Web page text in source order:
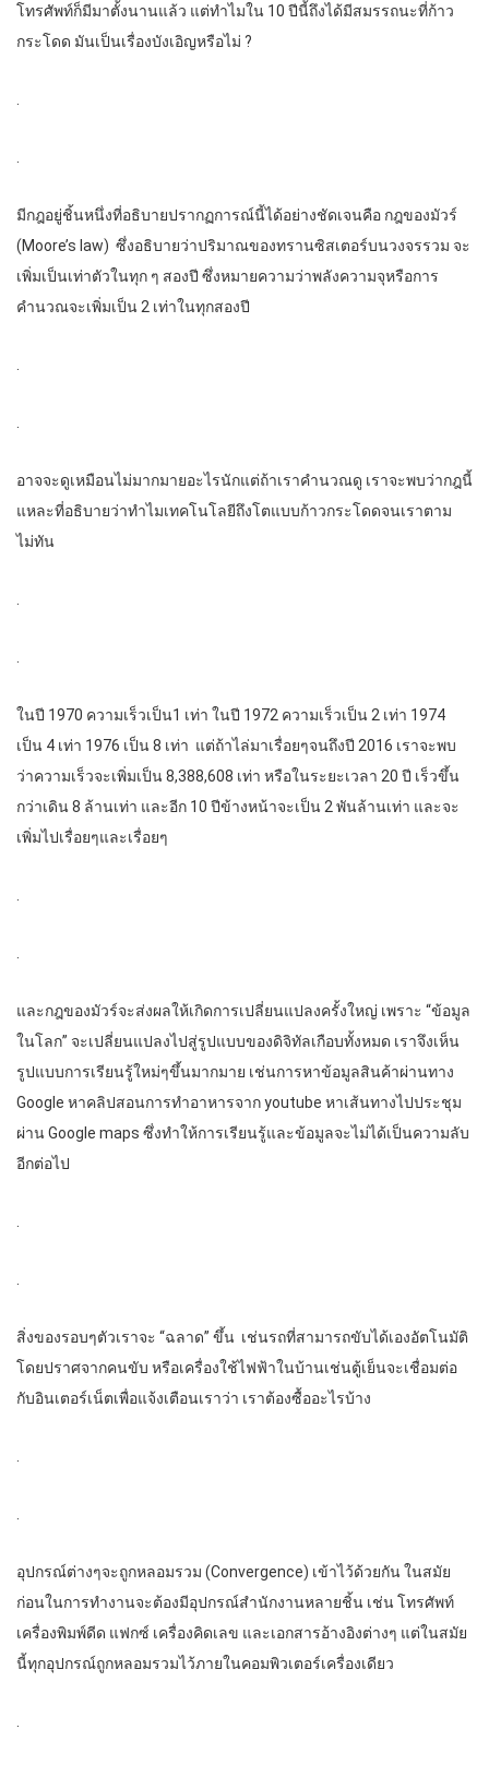
โทรศัพท์ก็มีมาตั้งนานแล้ว แต่ทำไมใน 10 ปีนี้ถึงได้มีสมรรถนะที่ก้าว
กระโดด มันเป็นเรื่องบังเอิญหรือไม่ ?
.
.
มีกฎอยู่ชิ้นหนึ่งที่อธิบายปรากฏการณ์นี้ได้อย่างชัดเจนคือ กฎของมัวร์
(Moore’s law) ซึ่งอธิบายว่าปริมาณของทรานซิสเตอร์บนวงจรรวม จะ
เพิ่มเป็นเท่าตัวในทุก ๆ สองปี ซึ่งหมายความว่าพลังความจุหรือการ
คำนวณจะเพิ่มเป็น 2 เท่าในทุกสองปี
.
.
อาจจะดูเหมือนไม่มากมายอะไรนักแต่ถ้าเราคำนวณดู เราจะพบว่ากฎนี้
แหละที่อธิบายว่าทำไมเทคโนโลยีถึงโตแบบก้าวกระโดดจนเราตาม
ไม่ทัน
.
.
ในปี 1970 ความเร็วเป็น1 เท่า ในปี 1972 ความเร็วเป็น 2 เท่า 1974
เป็น 4 เท่า 1976 เป็น 8 เท่า แต่ถ้าไล่มาเรื่อยๆจนถึงปี 2016 เราจะพบ
ว่าความเร็วจะเพิ่มเป็น 8,388,608 เท่า หรือในระยะเวลา 20 ปี เร็วขึ้น
กว่าเดิน 8 ล้านเท่า และอีก 10 ปีข้างหน้าจะเป็น 2 พันล้านเท่า และจะ
เพิ่มไปเรื่อยๆและเรื่อยๆ
.
.
และกฎของมัวร์จะส่งผลให้เกิดการเปลี่ยนแปลงครั้งใหญ่ เพราะ “ข้อมูล
ในโลก” จะเปลี่ยนแปลงไปสู่รูปแบบของดิจิทัลเกือบทั้งหมด เราจึงเห็น
รูปแบบการเรียนรู้ใหม่ๆขึ้นมากมาย เช่นการหาข้อมูลสินค้าผ่านทาง
Google หาคลิปสอนการทำอาหารจาก youtube หาเส้นทางไปประชุม
ผ่าน Google maps ซึ่งทำให้การเรียนรู้และข้อมูลจะไม่ได้เป็นความลับ
อีกต่อไป
.
.
สิ่งของรอบๆตัวเราจะ “ฉลาด” ขึ้น เช่นรถที่สามารถขับได้เองอัตโนมัติ
โดยปราศจากคนขับ หรือเครื่องใช้ไฟฟ้าในบ้านเช่นตู้เย็นจะเชื่อมต่อ
กับอินเตอร์เน็ตเพื่อแจ้งเตือนเราว่า เราต้องซื้ออะไรบ้าง
.
.
อุปกรณ์ต่างๆจะถูกหลอมรวม (Convergence) เข้าไว้ด้วยกัน ในสมัย
ก่อนในการทำงานจะต้องมีอุปกรณ์สำนักงานหลายชิ้น เช่น โทรศัพท์
เครื่องพิมพ์ดีด แฟกซ์ เครื่องคิดเลข และเอกสารอ้างอิงต่างๆ แต่ในสมัย
นี้ทุกอุปกรณ์ถูกหลอมรวมไว้ภายในคอมพิวเตอร์เครื่องเดียว
.